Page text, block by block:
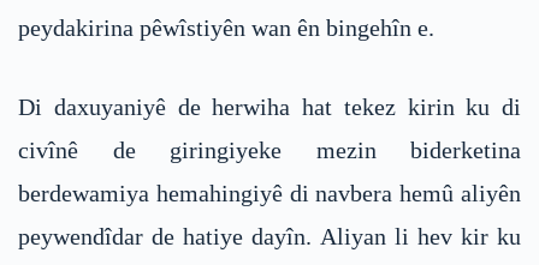
peydakirina pêwîstiyên wan ên bingehîn e.
Di daxuyaniyê de herwiha hat tekez kirin ku di
civînê de giringiyeke mezin biderketina
berdewamiya hemahingiyê di navbera hemû aliyên
peywendîdar de hatiye dayîn. Aliyan li hev kir ku